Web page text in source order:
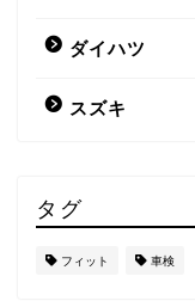
ダイハツ
スズキ
タグ
フィット 車検